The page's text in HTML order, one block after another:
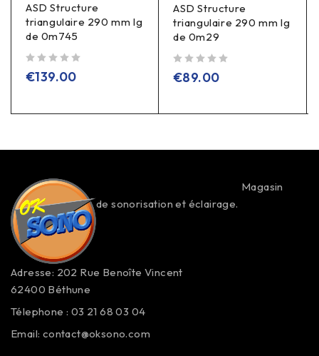
ASD Structure
triangulaire 290 mm lg
de 0m745
€139.00
ASD Structure
triangulaire 290 mm lg
de 0m29
€89.00
Magasin
de sonorisation et éclairage.
Adresse: 202 Rue Benoîte Vincent
62400 Béthune
Télephone : 03 21 68 03 04
Email: contact@oksono.com